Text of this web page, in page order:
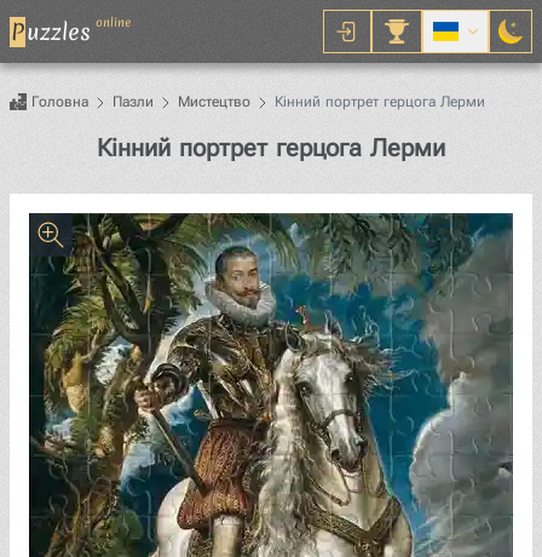
Puzzles online
Головна Пазли Мистецтво Кінний портрет герцога Лерми
Кінний портрет герцога ЛермиПазл